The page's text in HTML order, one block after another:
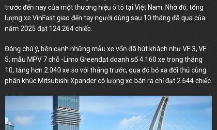
trước đến nay của một thương hiệu ô tô tại Việt Nam. Nhờ đó, tổng
lượng xe VinFast giao đến tay người dùng sau 10 tháng đã qua của
năm 2025 đạt 124.264 chiếc.
Đáng chú ý, bên cạnh những mẫu xe vốn đã hút khách như VF 3, VF
5; mẫu MPV 7 chỗ -Limo Greenđạt doanh số 4.160 xe trong tháng
10, tăng hơn 2.040 xe so với tháng trước, qua đó bỏ xa đối thủ cùng
phân khúc Mitsubishi Xpander có lượng xe bán ra chỉ đạt 2.644 chiếc.